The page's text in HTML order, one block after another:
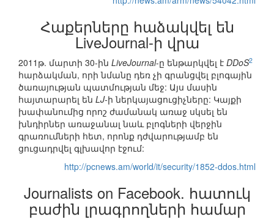
Հաքերները հաձակվել են
LiveJournal-ի վրա
2011թ. մարտի 30-ին LiveJournal-ը ենթարկվել է DDoS2
հարձակման, որի նմանը դեռ չի գրանցվել բլոգային
ծառայության պատմության մեջ: Այս մասին
հայտարարել են LJ-ի ներկայացուցիչները: Կայքի
խափանումից որոշ ժամանակ առաջ սկսել են
խնդիրներ առաջանալ նաև բլոգների վերջին
գրառումների հետ, որոնք դժվարությամբ են
ցուցադրվել գլխավոր էջում:
http://pcnews.am/world/it/security/1852-ddos.html
Journalists on Facebook. հատուկ
բաժին լրագրողների համար